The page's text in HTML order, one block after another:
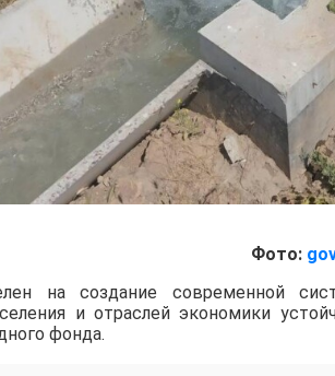
Фото:
на создание современной
и отраслей экономики
фонда.